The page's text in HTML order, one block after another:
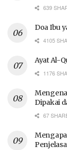
639
Doa Ibu
4105
Ayat Al-
1176
Dipakai
67